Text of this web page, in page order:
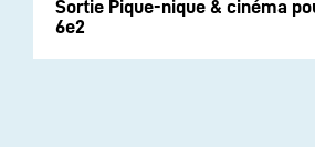
Sortie Pique-nique & cinéma
6e2